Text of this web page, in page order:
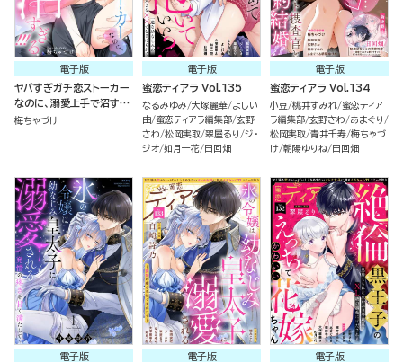
電子版
ヤバすぎガチ恋ストーカー
なのに、溺愛上手で沼すぎ
る!!!（単話版）
梅ちゃづけ
電子版
蜜恋ティアラ Vol.135
なるみゆみ 大塚麗華 よしい
由 蜜恋ティアラ編集部 玄野
さわ 松岡実取 翠屋るり
ジ・
ジオ 如月一花 日回畑
電子版
蜜恋ティアラ Vol.134
小豆 桃井すみれ
蜜恋ティア
ラ編集部 玄野さわ
あまぐり
松岡実取 青井千寿 梅ちゃづ
け 朝陽ゆりね 日回畑
電子版
電子版
電子版